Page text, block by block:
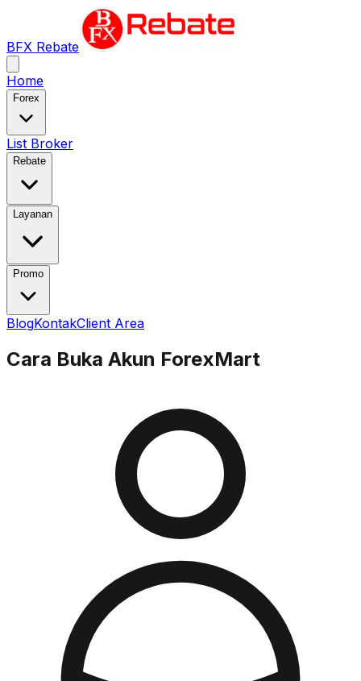
BFX Rebate
Home
Forex
List Broker
Rebate
Layanan
Promo
BlogKontakClient Area
Cara Buka Akun ForexMart